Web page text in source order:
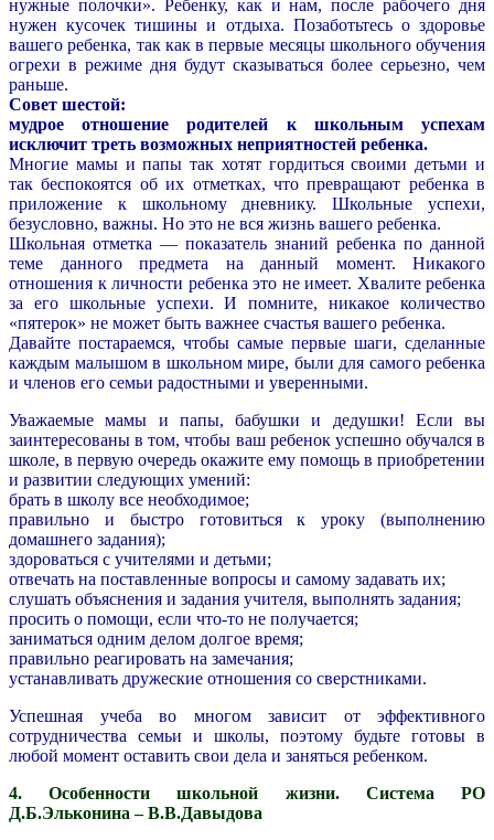
нужные полочки». Ребенку, как и нам, после рабочего дня
нужен кусочек тишины и отдыха. Позаботьтесь о здоровье
вашего ребенка, так как в первые месяцы школьного обучения
огрехи в режиме дня будут сказываться более серьезно, чем
раньше.
Совет шестой:
мудрое отношение родителей к школьным успехам
исключит треть возможных неприятностей ребенка.
Многие мамы и папы так хотят гордиться своими детьми и
так беспокоятся об их отметках, что превращают ребенка в
приложение к школьному дневнику. Школьные успехи,
безусловно, важны. Но это не вся жизнь вашего ребенка.
Школьная отметка — показатель знаний ребенка по данной
теме данного предмета на данный момент. Никакого
отношения к личности ребенка это не имеет. Хвалите ребенка
за его школьные успехи. И помните, никакое количество
«пятерок» не может быть важнее счастья вашего ребенка.
Давайте постараемся, чтобы самые первые шаги, сделанные
каждым малышом в школьном мире, были для самого ребенка
и членов его семьи радостными и уверенными.
Уважаемые мамы и папы, бабушки и дедушки! Если вы
заинтересованы в том, чтобы ваш ребенок успешно обучался в
школе, в первую очередь окажите ему помощь в приобретении
и развитии следующих умений:
брать в школу все необходимое;
правильно и быстро готовиться к уроку (выполнению
домашнего задания);
здороваться с учителями и детьми;
отвечать на поставленные вопросы и самому задавать их;
слушать объяснения и задания учителя, выполнять задания;
просить о помощи, если что-то не получается;
заниматься одним делом долгое время;
правильно реагировать на замечания;
устанавливать дружеские отношения со сверстниками.
Успешная учеба во многом зависит от эффективного
сотрудничества семьи и школы, поэтому будьте готовы в
любой момент оставить свои дела и заняться ребенком.
4. Особенности школьной жизни. Система РО
Д.Б.Эльконина – В.В.Давыдова